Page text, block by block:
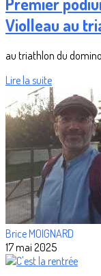
Violleau au
au triathlon du domino
Lire la suite
Brice MOIGNARD
17 mai 2025